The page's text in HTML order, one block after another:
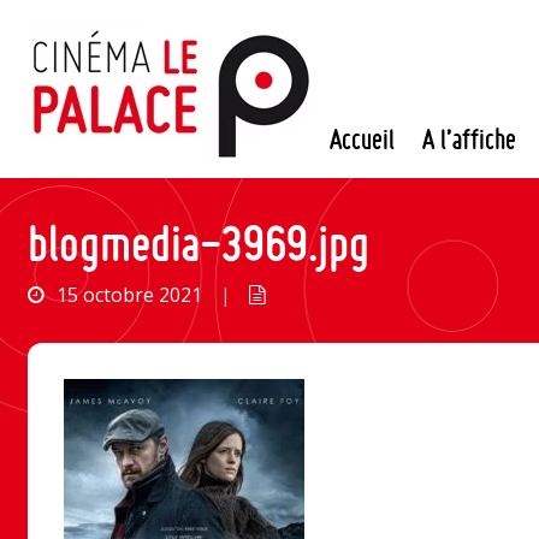
contenu
Accueil A l’affiche
blogmedia-3969.jpg
15 octobre 2021 |